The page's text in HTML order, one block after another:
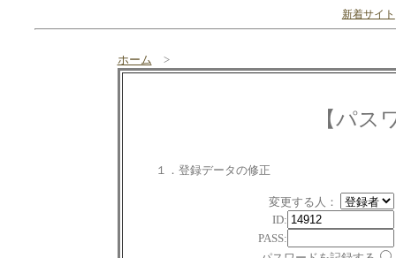
新着サイト
ホーム >
【パス
１．登録データの修正
変更する人：
ID:
PASS: